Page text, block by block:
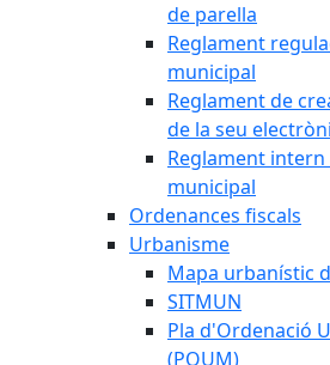
de parella
Reglament
municipal
Reglament de
de la seu
Reglament intern
municipal
Ordenances fiscals
Urbanisme
Mapa urbanístic
SITMUN
Pla d'Ordenació
(POUM)